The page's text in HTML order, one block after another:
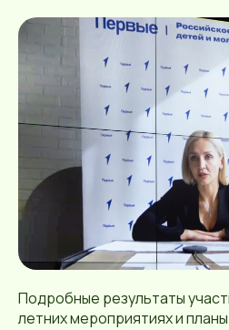
Подробные результаты
летних мероприятиях и